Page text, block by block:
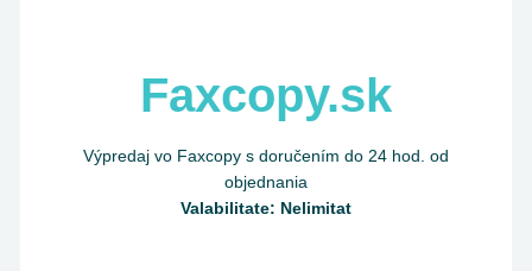
Faxcopy.sk
Výpredaj vo Faxcopy s doručením do 24 hod. od
objednania
Valabilitate: Nelimitat